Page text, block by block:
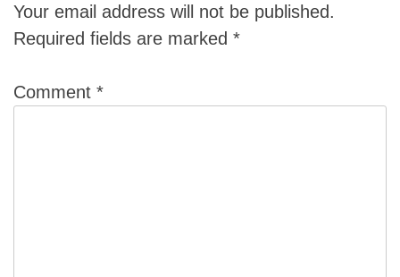
Your email address will not be published.
Required fields are marked *
Comment *